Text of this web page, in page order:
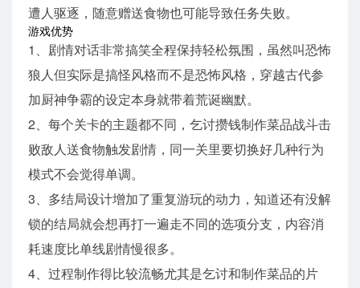
遭人驱逐，随意赠送食物也可能导致任务失败。
游戏优势
1、剧情对话非常搞笑全程保持轻松氛围，虽然叫恐怖
狼人但实际是搞怪风格而不是恐怖风格，穿越古代参
加厨神争霸的设定本身就带着荒诞幽默。
2、每个关卡的主题都不同，乞讨攒钱制作菜品战斗击
败敌人送食物触发剧情，同一关里要切换好几种行为
模式不会觉得单调。
3、多结局设计增加了重复游玩的动力，知道还有没解
锁的结局就会想再打一遍走不同的选项分支，内容消
耗速度比单线剧情慢很多。
4、过程制作得比较流畅尤其是乞讨和制作菜品的片